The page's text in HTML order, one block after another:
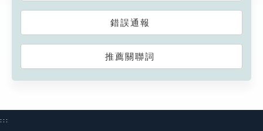
錯誤通報
推薦關聯詞
:::